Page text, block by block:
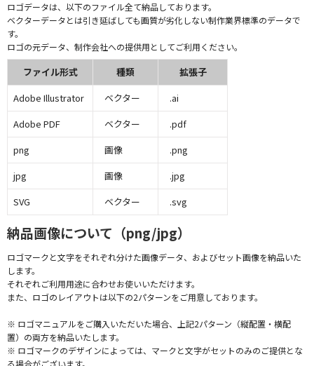
ロゴデータは、以下のファイル全て納品しております。
ベクターデータとは引き延ばしても画質が劣化しない制作業界標準のデータで
す。
ロゴの元データ、制作会社への提供用としてご利用ください。
ファイル形式 種類
拡張子
Adobe Illustrator
ベクター
.ai
Adobe PDF
ベクター
.pdf
png
画像
.png
jpg
画像
.jpg
SVG
ベクター .svg
納品画像について（png/jpg）
ロゴマークと文字をそれぞれ分けた画像データ、およびセット画像を納品いた
します。
それぞれご利用用途に合わせお使いいただけます。
また、ロゴのレイアウトは以下の2パターンをご用意しております。
※ ロゴマニュアルをご購入いただいた場合、上記2パターン（縦配置・横配
置）の両方を納品いたします。
※ ロゴマークのデザインによっては、マークと文字がセットのみのご提供とな